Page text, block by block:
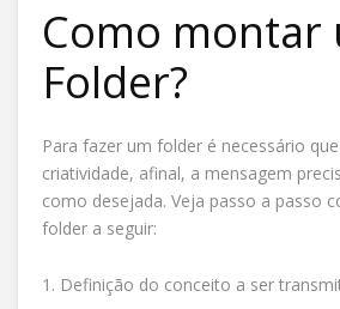
Como montar
Folder?
Para fazer um folder é necessário
criatividade, afinal, a mensagem
como desejada. Veja passo a passo
folder a seguir:
Definição do conceito a ser